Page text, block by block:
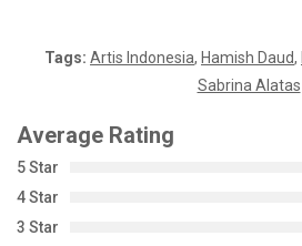
Tags: Artis Indonesia, Hamish Daud,
Sabrina Alatas
Average Rating
5 Star
4 Star
3 Star